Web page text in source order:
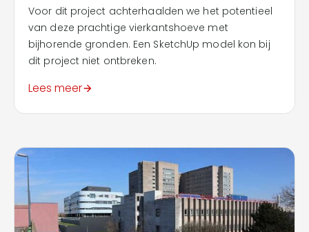
Voor dit project achterhaalden we het potentieel
van deze prachtige vierkantshoeve met
bijhorende gronden. Een SketchUp model kon bij
dit project niet ontbreken.
Lees meer